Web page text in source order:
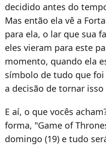
decidido antes do
Mas então ela vê a
para ela, o lar que sua
eles vieram para este
momento, quando ela
símbolo de tudo que
a decisão de tornar
E aí, o que vocês
forma, "Game of
domingo (19) e tudo